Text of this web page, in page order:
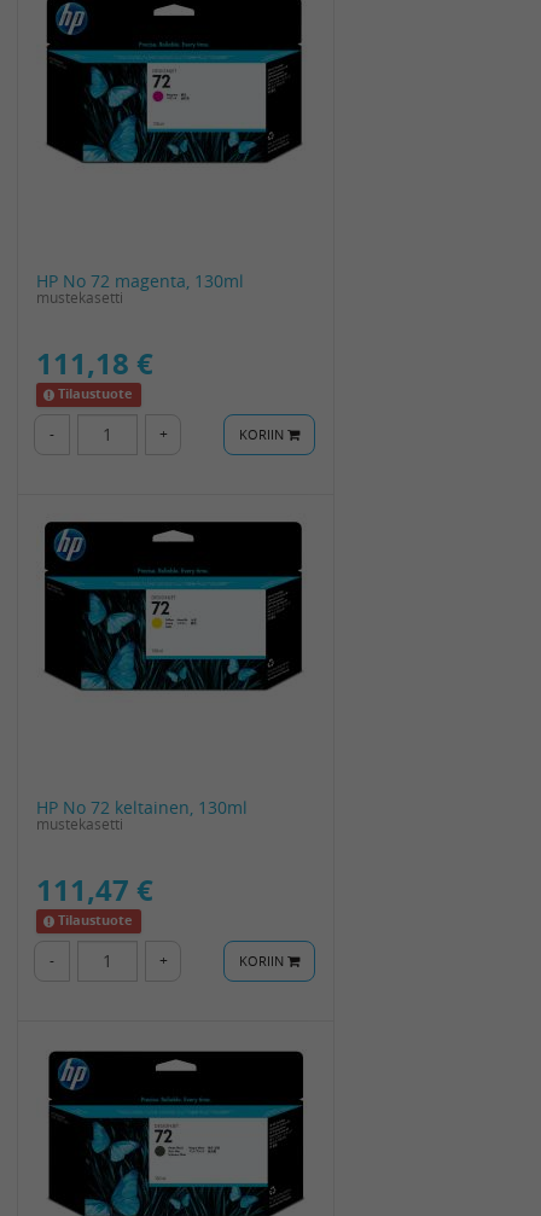
HP No 72 magenta, 130ml
mustekasetti
111,18 €
Tilaustuote
- + KORIIN
HP No 72 keltainen, 130ml
mustekasetti
111,47 €
Tilaustuote
- + KORIIN